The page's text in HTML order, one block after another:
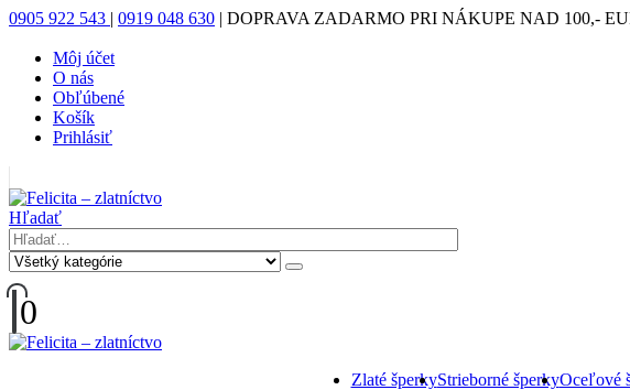
0905 922 543 | 0919 048 630 | DOPRAVA ZADARMO PRI NÁKUPE NAD 100,-
Môj účet
O nás
Obľúbené
Košík
Prihlásiť
Hľadať
0
Zlaté šperkyStrieborné šperkyOceľové